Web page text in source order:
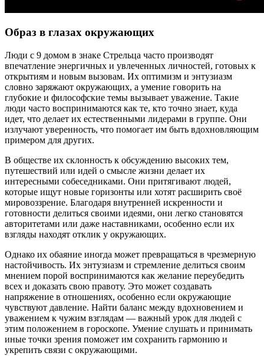
Образ в глазах окружающих
Люди с 9 домом в знаке Стрельца часто производят
впечатление энергичных и увлеченных личностей, готовых к
открытиям и новым вызовам. Их оптимизм и энтузиазм
словно заряжают окружающих, а умение говорить на
глубокие и философские темы вызывает уважение. Такие
люди часто воспринимаются как те, кто точно знает, куда
идет, что делает их естественными лидерами в группе. Они
излучают уверенность, что помогает им быть вдохновляющим
примером для других.
В обществе их склонность к обсуждению высоких тем,
путешествий или идей о смысле жизни делает их
интересными собеседниками. Они притягивают людей,
которые ищут новые горизонты или хотят расширить своё
мировоззрение. Благодаря внутренней искренности и
готовности делиться своими идеями, они легко становятся
авторитетами или даже наставниками, особенно если их
взгляды находят отклик у окружающих.
Однако их обаяние иногда может превращаться в чрезмерную
настойчивость. Их энтузиазм и стремление делиться своим
мнением порой воспринимаются как желание переубедить
всех и доказать свою правоту. Это может создавать
напряжение в отношениях, особенно если окружающие
чувствуют давление. Найти баланс между вдохновением и
уважением к чужим взглядам — важный урок для людей с
этим положением в гороскопе. Умение слушать и принимать
иные точки зрения поможет им сохранить гармонию и
укрепить связи с окружающими.